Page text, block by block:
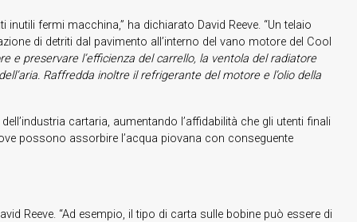
fermi macchina,” ha dichiarato David Reeve. “Un telaio
di detriti dal pavimento all’interno del vano motore del Cool
e preservare l’efficienza del carrello, la ventola del radiatore
Raffredda inoltre il refrigerante del motore e l’olio della
cartaria, aumentando l’affidabilità che gli utenti finali
possono assorbire l’acqua piovana con conseguente
Reeve. “Ad esempio, il tipo di carta sulle bobine può essere di